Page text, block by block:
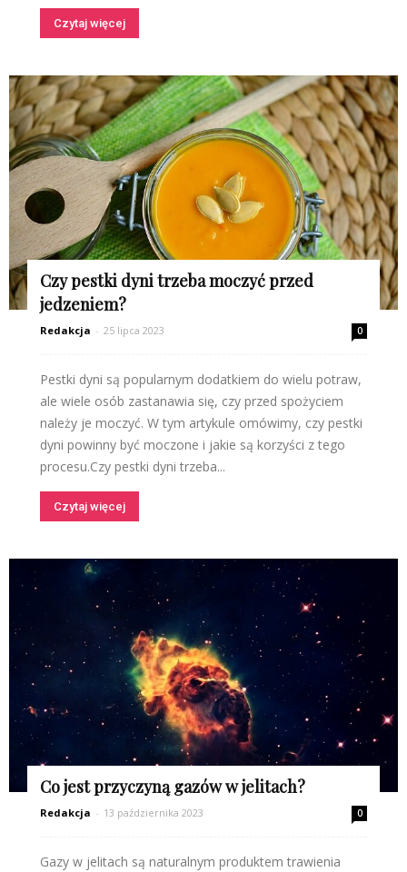
Czytaj więcej
Czy pestki dyni trzeba moczyć przed
jedzeniem?
Redakcja - 25 lipca 2023 0
Pestki dyni są popularnym dodatkiem do wielu potraw,
ale wiele osób zastanawia się, czy przed spożyciem
należy je moczyć. W tym artykule omówimy, czy pestki
dyni powinny być moczone i jakie są korzyści z tego
procesu.Czy pestki dyni trzeba...
Czytaj więcej
Co jest przyczyną gazów w jelitach?
Redakcja - 13 października 2023 0
Gazy w jelitach są naturalnym produktem trawienia